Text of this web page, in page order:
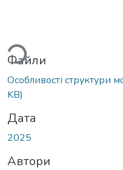
Файли
Особливості структури
KB)
Дата
2025
Автори